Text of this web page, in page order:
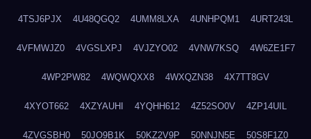
4TSJ6PJX 4U48QGQ2 4UMM8LXA 4UNHPQM1 4URT243L
4VFMWJZ0 4VGSLXPJ 4VJZYO02 4VNW7KSQ 4W6ZE1F7
4WP2PW82 4WQWQXX8 4WXQZN38 4X7TT8GV
4XYOT662 4XZYAUHI 4YQHH612 4Z52SO0V 4ZP14UIL
4ZVGSBH0 50JO9B1K 50KZ2V9P 50NNJN5E 50S8F1Z0